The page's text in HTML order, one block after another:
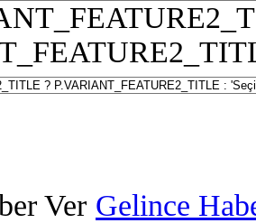
Ver Gelince